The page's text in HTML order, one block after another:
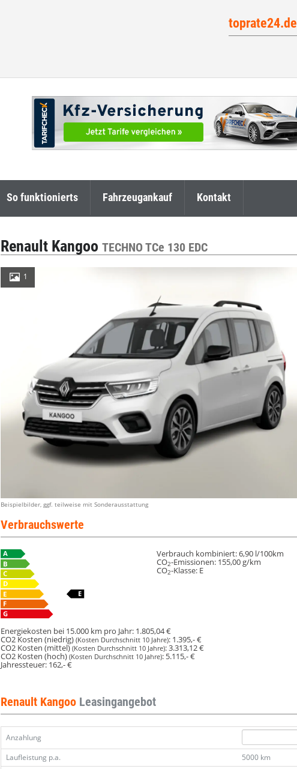
toprate24.de
So funktionierts Fahrzeugankauf Kontakt
Renault KangooTECHNO TCe 130 EDC
1
Beispielbilder, ggf. teilweise mit Sonderausstattung
Verbrauchswerte
Verbrauch kombiniert:6,90 l/100km
CO2-Emissionen: 155,00 g/km
CO2-Klasse: E
Energiekosten bei 15.000 km pro Jahr: 1.805,04 €
CO2 Kosten (niedrig)(Kosten Durchschnitt 10 Jahre): 1.395,- €
CO2 Kosten (mittel)(Kosten Durchschnitt 10 Jahre):3.313,12 €
CO2 Kosten (hoch)(Kosten Durchschnitt 10 Jahre): 5.115,- €
Jahressteuer: 162,- €
Renault Kangoo Leasingangebot
Anzahlung
Laufleistung p.a.
5000 km